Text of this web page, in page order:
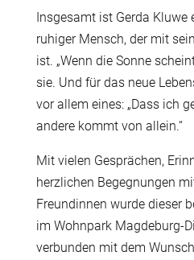
Insgesamt ist Gerda Kluwe
ruhiger Mensch, der mit
ist. „Wenn die Sonne
sie. Und für das neue
vor allem eines: „Dass ich
andere kommt von allein.“
Mit vielen Gesprächen,
herzlichen Begegnungen
Freundinnen wurde dieser
im Wohnpark Magdeburg-
verbunden mit dem